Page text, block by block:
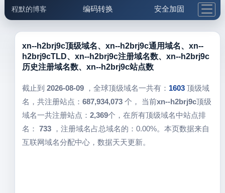
程默的博客 编码转换 安全加固
邮件工具 生活便民 更多工具
5.1支付宝大红包
xn--h2brj9c顶级域名、xn--h2brj9c通用域名、xn--
h2brj9cTLD、xn--h2brj9c注册域名数、xn--h2brj9c
历史注册域名数、xn--h2brj9c站点数
截止到 2026-08-09，全球顶级域名一共有： 1603 顶级域
名，共注册站点： 687,934,073 个， 当前xn--h2brj9c顶级
域名一共注册站点： 2,369个，在所有顶级域名中站点排
名： 733，注册域名占总域名的：0.00%。本页数据来自
互联网域名分配中心，数据天天更新。